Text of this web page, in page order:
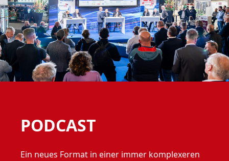
PODCAST
Ein neues Format in einer immer komplexeren